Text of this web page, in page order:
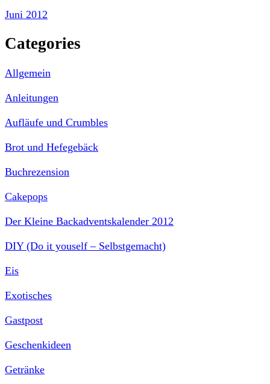
Juni 2012
Categories
Allgemein
Anleitungen
Aufläufe und Crumbles
Brot und Hefegebäck
Buchrezension
Cakepops
Der Kleine Backadventskalender 2012
DIY (Do it youself – Selbstgemacht)
Eis
Exotisches
Gastpost
Geschenkideen
Getränke